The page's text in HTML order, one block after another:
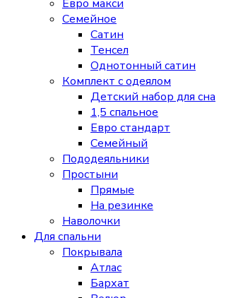
Евро макси
Семейное
Сатин
Тенсел
Однотонный сатин
Комплект с одеялом
Детский набор для сна
1,5 спальное
Евро стандарт
Семейный
Пододеяльники
Простыни
Прямые
На резинке
Наволочки
Для спальни
Покрывала
Атлас
Бархат